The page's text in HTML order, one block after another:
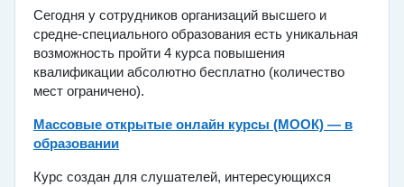
Сегодня у сотрудников организаций высшего и
средне-специального образования есть уникальная
возможность пройти 4 курса повышения
квалификации абсолютно бесплатно (количество
мест ограничено).
Массовые открытые онлайн курсы (МООК) — в
образовании
Курс создан для слушателей, интересующихся